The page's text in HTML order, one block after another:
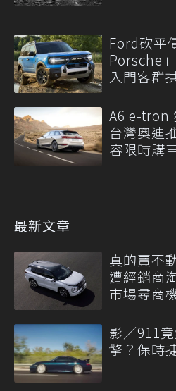
Ford砍平
Porsche
入門客群
A6 e-tron
台灣奧迪
容限時購
最新文章
真的賣不
遭經銷商
市場尋商
影／911
擎？保時